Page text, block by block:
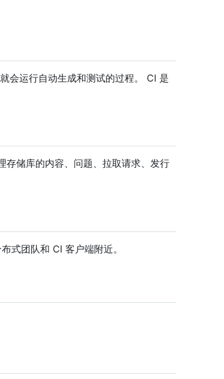
会运行自动生成和测试的过程。 CI 是
存储库的内容、问题、拉取请求、发行
式团队和 CI 客户端附近。